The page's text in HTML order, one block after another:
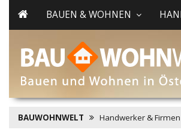
BAUEN & WOHNEN
BAUWOHNWELT Handwerker & Firmen